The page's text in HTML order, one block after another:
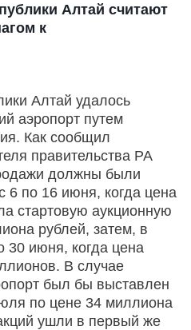
Алтай считают
к
Алтай удалось
аэропорт путем
Как сообщил
правительства РА
должны были
6 по 16 июня, когда цена
стартовую аукционную
рублей, затем, в
30 июня, когда цена
В случае
был бы выставлен
по цене 34 миллиона
ушли в первый же